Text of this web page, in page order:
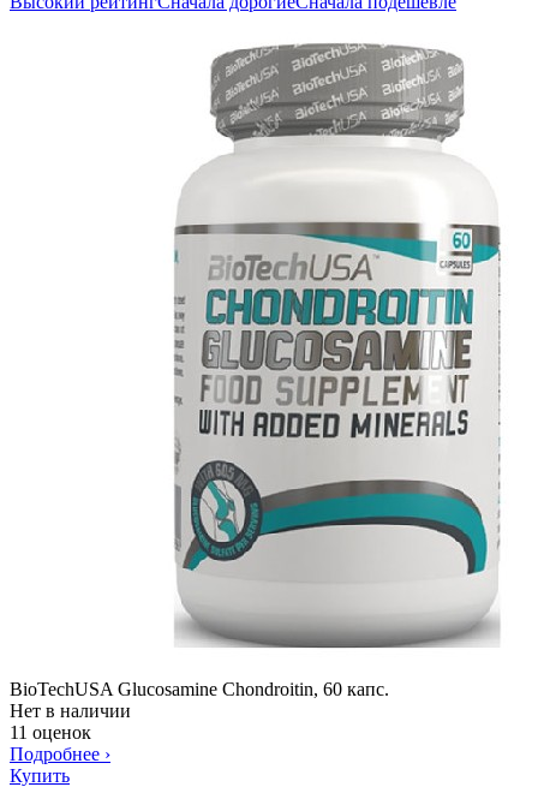
BioTechUSA Glucosamine Chondroitin, 60 капс.
Нет в наличии
11 оценок
Подробнее ›
Купить